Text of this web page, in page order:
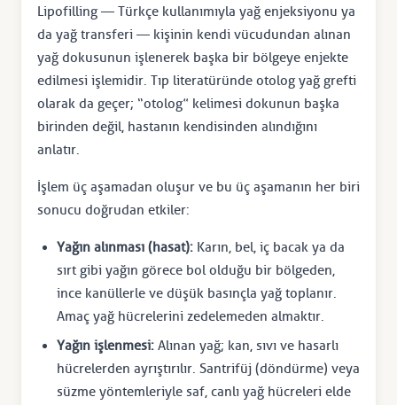
Lipofilling — Türkçe kullanımıyla yağ enjeksiyonu ya
da yağ transferi — kişinin kendi vücudundan alınan
yağ dokusunun işlenerek başka bir bölgeye enjekte
edilmesi işlemidir. Tıp literatüründe otolog yağ grefti
olarak da geçer; “otolog” kelimesi dokunun başka
birinden değil, hastanın kendisinden alındığını
anlatır.
İşlem üç aşamadan oluşur ve bu üç aşamanın her biri
sonucu doğrudan etkiler:
Yağın alınması (hasat): Karın, bel, iç bacak ya da
sırt gibi yağın görece bol olduğu bir bölgeden,
ince kanüllerle ve düşük basınçla yağ toplanır.
Amaç yağ hücrelerini zedelemeden almaktır.
Yağın işlenmesi: Alınan yağ; kan, sıvı ve hasarlı
hücrelerden ayrıştırılır. Santrifüj (döndürme) veya
süzme yöntemleriyle saf, canlı yağ hücreleri elde